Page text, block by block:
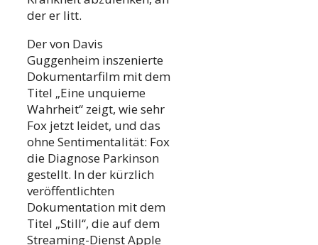
der er litt.
Der von Davis
Guggenheim inszenierte
Dokumentarfilm mit dem
Titel „Eine unquieme
Wahrheit“ zeigt, wie sehr
Fox jetzt leidet, und das
ohne Sentimentalität: Fox
die Diagnose Parkinson
gestellt. In der kürzlich
veröffentlichten
Dokumentation mit dem
Titel „Still“, die auf dem
Streaming-Dienst Apple